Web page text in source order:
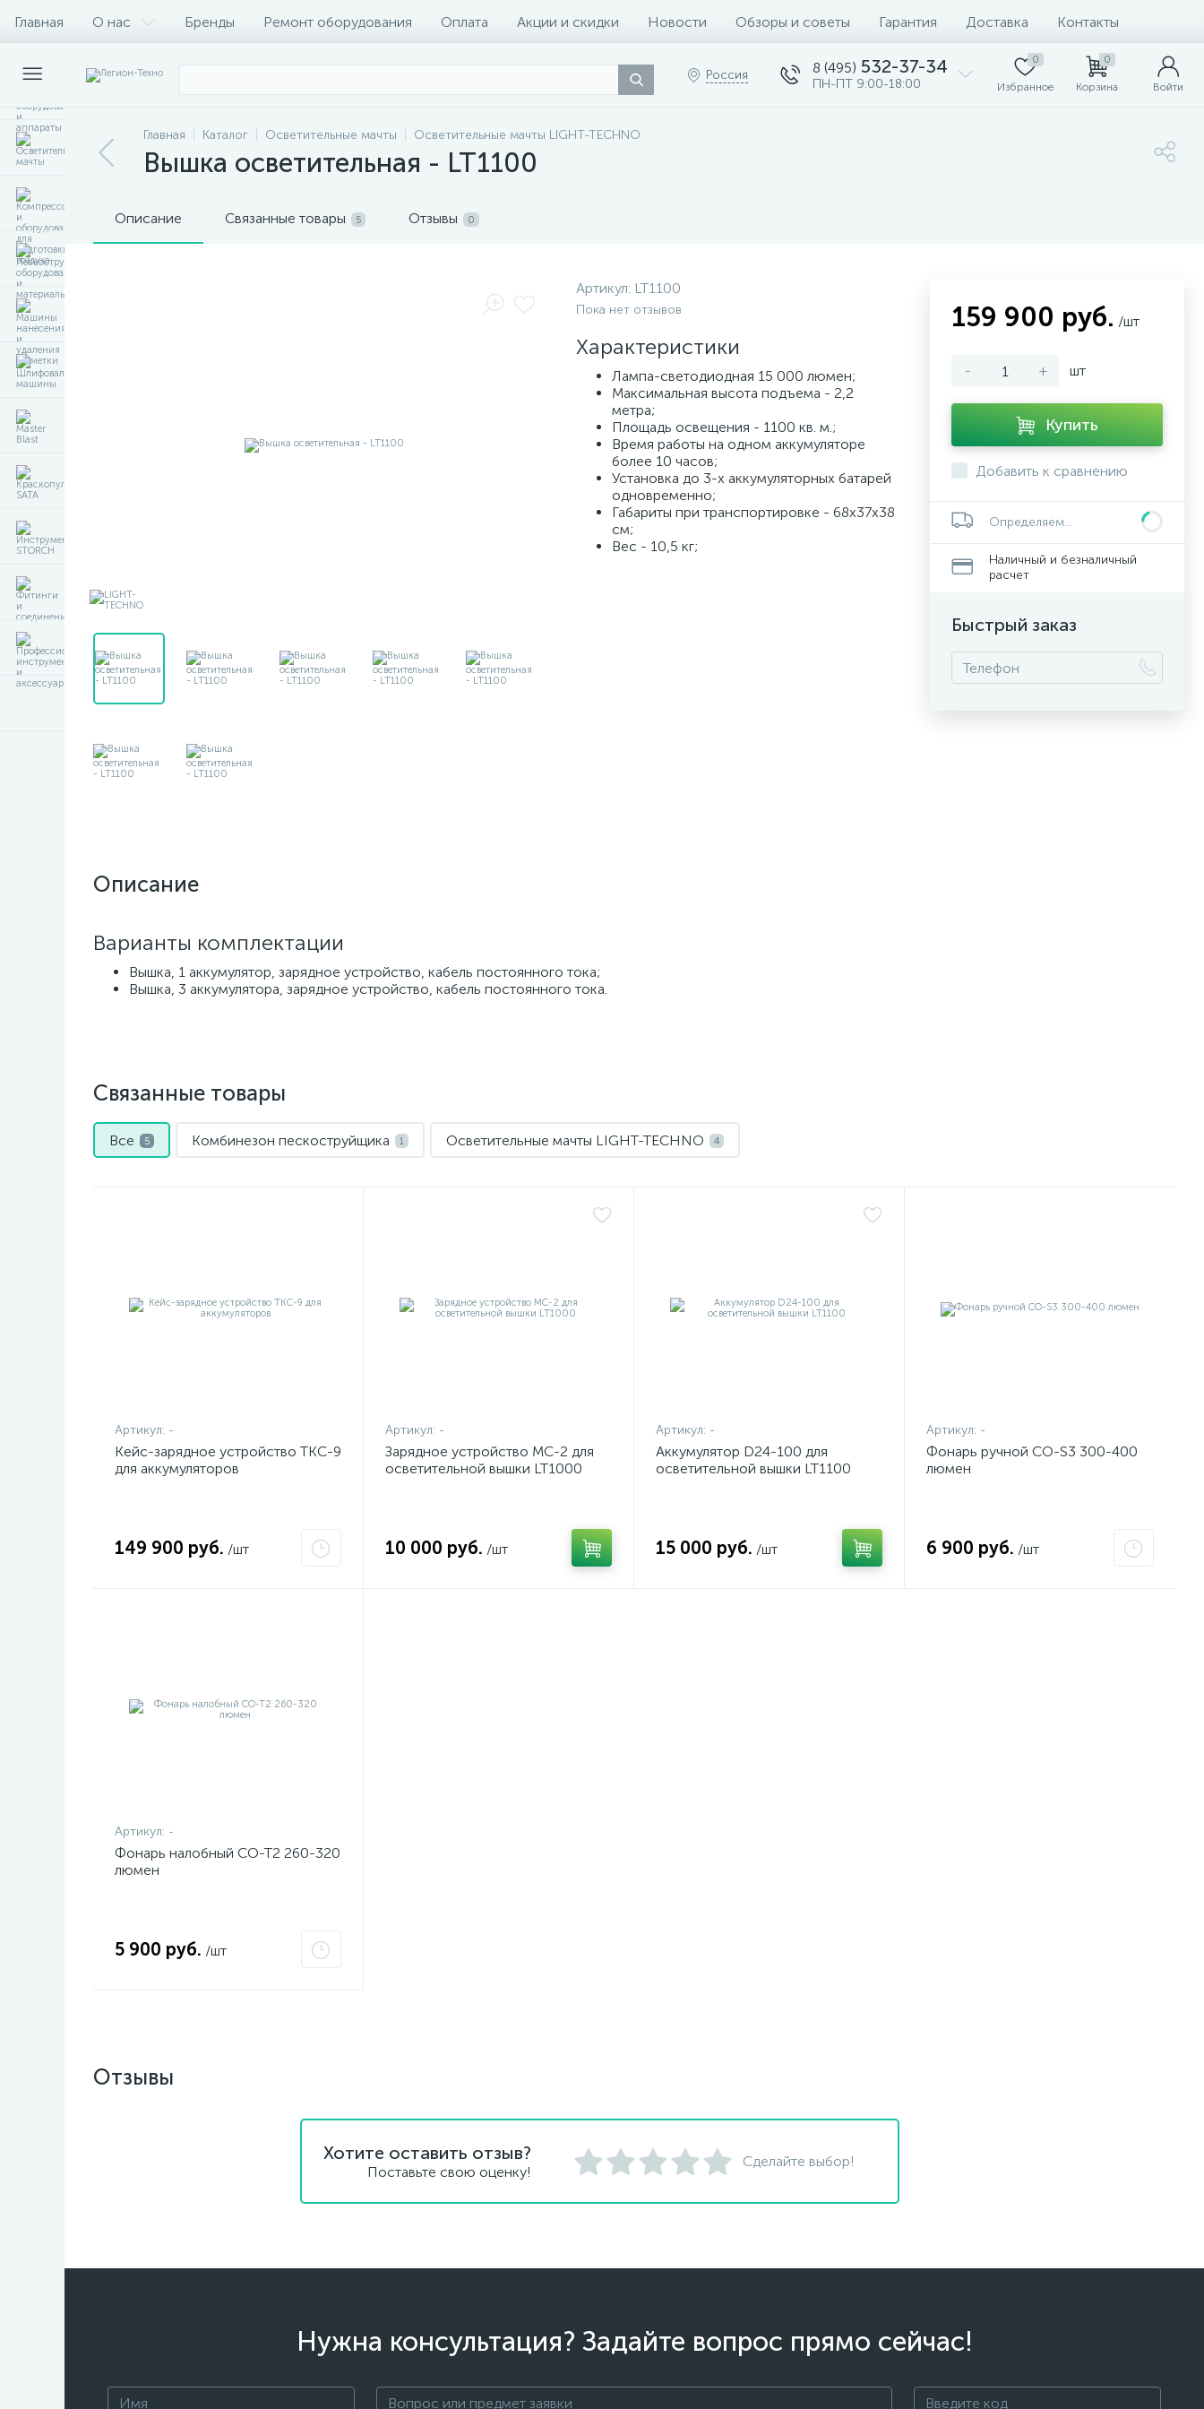
Главная О нас Бренды Ремонт оборудования Оплата Акции и скидки Новости Обзоры и советы Гарантия Доставка Контакты
Россия 8 (495) 532-37-34
ПН-ПТ 9:00-18:00
0
Избранное
0
Корзина Войти
Главная Каталог Осветительные мачты Осветительные мачты LIGHT-TECHNO
Вышка осветительная - LT1100
Описание Связанные товары 5 Отзывы 0
Артикул: LT1100
Пока нет отзывов
Характеристики
Лампа-светодиодная 15 000 люмен;
Максимальная высота подъема - 2,2
метра;
Площадь освещения - 1100 кв. м.;
Время работы на одном аккумуляторе
более 10 часов;
Установка до 3-х аккумуляторных батарей
одновременно;
Габариты при транспортировке - 68x37x38
см;
Вес - 10,5 кг;
Описание
Варианты комплектации
Вышка, 1 аккумулятор, зарядное устройство, кабель постоянного тока;
Вышка, 3 аккумулятора, зарядное устройство, кабель постоянного тока.
159 900 руб. /шт
- + шт
Купить
Добавить к сравнению
Определяем...
Наличный и безналичный
расчет
Быстрый заказ
Связанные товары
Все 5 Комбинезон пескоструйщика 1 Осветительные мачты LIGHT-TECHNO 4
Артикул: -
Кейс-зарядное устройство TKC-9
для аккумуляторов
149 900 руб. /шт
Артикул: -
Зарядное устройство MC-2 для
осветительной вышки LT1000
10 000 руб. /шт
Артикул: -
Аккумулятор D24-100 для
осветительной вышки LT1100
15 000 руб. /шт
Артикул: -
Фонарь ручной CO-S3 300-400
люмен
6 900 руб. /шт
Артикул: -
Фонарь налобный CO-T2 260-320
люмен
5 900 руб. /шт
Отзывы
Хотите оставить отзыв?
Поставьте свою оценку!
Сделайте выбор!
Нужна консультация? Задайте вопрос прямо сейчас!